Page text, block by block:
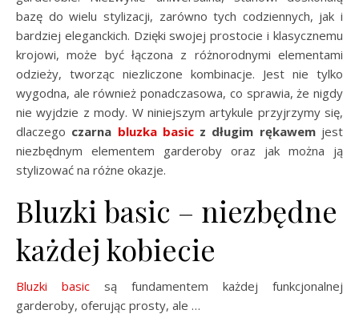
bazę do wielu stylizacji, zarówno tych codziennych, jak i
bardziej eleganckich. Dzięki swojej prostocie i klasycznemu
krojowi, może być łączona z różnorodnymi elementami
odzieży, tworząc niezliczone kombinacje. Jest nie tylko
wygodna, ale również ponadczasowa, co sprawia, że nigdy
nie wyjdzie z mody. W niniejszym artykule przyjrzymy się,
dlaczego czarna bluzka basicz długim rękawemjest
niezbędnym elementem garderoby oraz jak można ją
stylizować na różne okazje.
Bluzki basic – niezbędne
każdej kobiecie
Bluzki basic są fundamentem każdej funkcjonalnej
garderoby, oferując prosty, ale …